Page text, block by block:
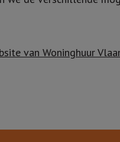
van Woninghuur